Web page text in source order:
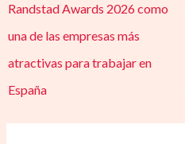
Randstad Awards 2026 como
una de las empresas más
atractivas para trabajar en
España